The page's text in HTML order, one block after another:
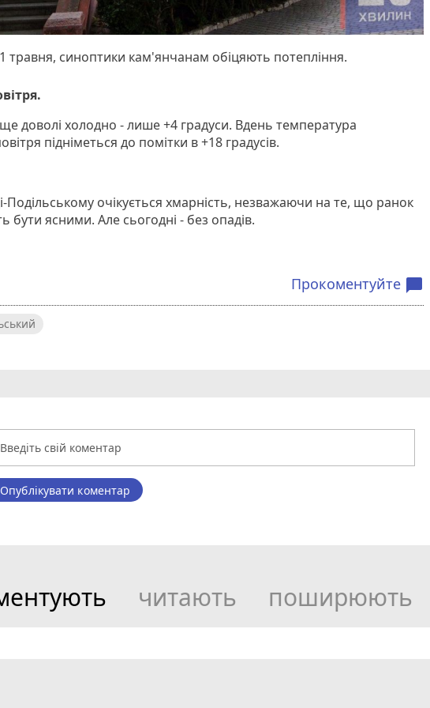
травня, синоптики кам'янчанам обіцяють потепління.
доволі холодно - лише +4 градуси. Вдень температура
підніметься до помітки в +18 градусів.
Подільському очікується хмарність, незважаючи на те, що ранок
бути ясними. Але сьогодні - без опадів.
Прокоментуйте chat_bubble
Опублікувати коментар
читають поширюють